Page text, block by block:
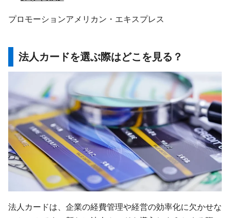
プロモーションアメリカン・エキスプレス
法人カードを選ぶ際はどこを見る？
法人カードは、企業の経費管理や経営の効率化に欠かせな